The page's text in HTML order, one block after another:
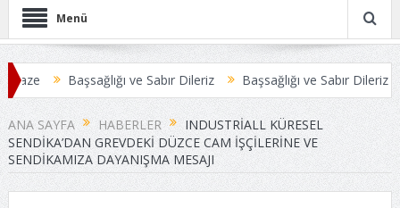
Menü
Başsağlığı ve Sabır Dileriz Başsağlığı ve Sabır Dileriz
ANLAŞMAYLA SONUÇLANDI
Üyelerimize Duyuru
ANA SAYFA HABERLER
INDUSTRIALL KÜRESEL
SENDIKA’DAN GREVDEKI DÜZCE CAM IŞÇILERINE VE
SENDIKAMIZA DAYANIŞMA MESAJI